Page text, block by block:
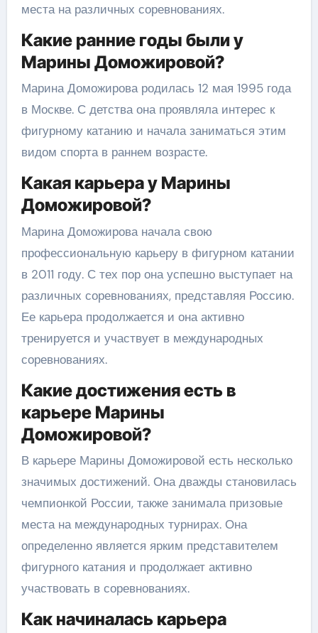
места на различных соревнованиях.
Какие ранние годы были у
Марины Доможировой?
Марина Доможирова родилась 12 мая 1995 года
в Москве. С детства она проявляла интерес к
фигурному катанию и начала заниматься этим
видом спорта в раннем возрасте.
Какая карьера у Марины
Доможировой?
Марина Доможирова начала свою
профессиональную карьеру в фигурном катании
в 2011 году. С тех пор она успешно выступает на
различных соревнованиях, представляя Россию.
Ее карьера продолжается и она активно
тренируется и участвует в международных
соревнованиях.
Какие достижения есть в
карьере Марины
Доможировой?
В карьере Марины Доможировой есть несколько
значимых достижений. Она дважды становилась
чемпионкой России, также занимала призовые
места на международных турнирах. Она
определенно является ярким представителем
фигурного катания и продолжает активно
участвовать в соревнованиях.
Как начиналась карьера